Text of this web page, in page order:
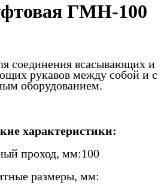
ГМН-100
соединения всасывающих и
рукавов между собой и с
оборудованием.
характеристики:
проход, мм:100
размеры, мм: